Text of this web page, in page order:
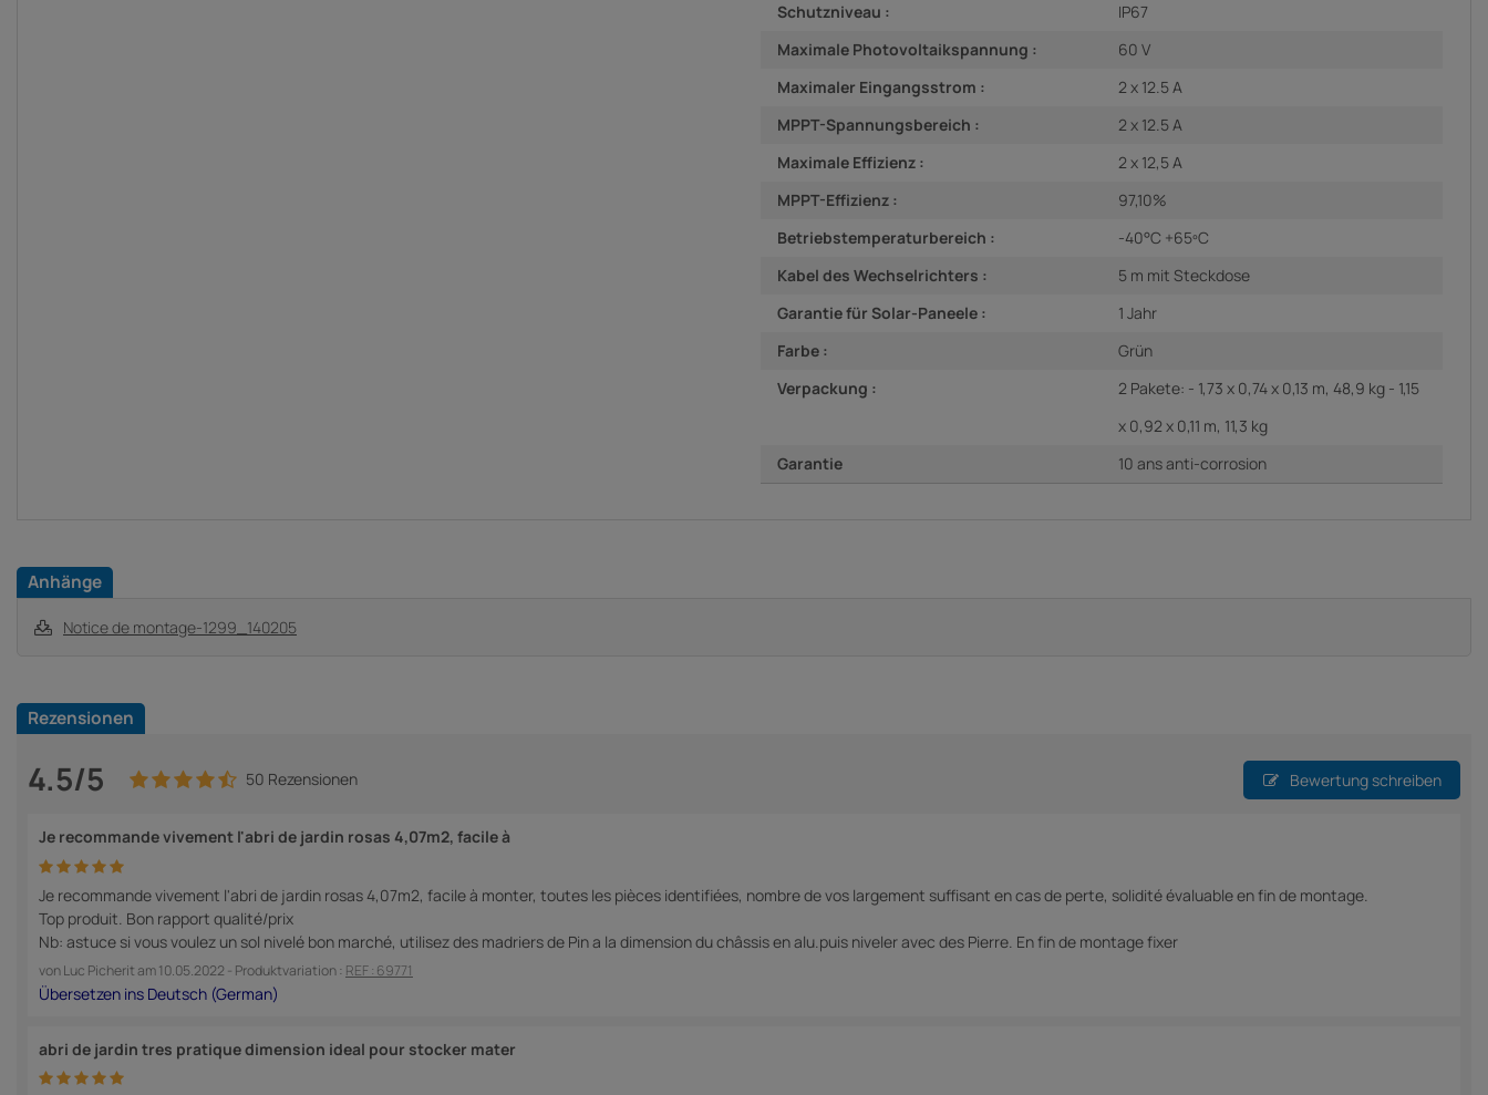
Schutzniveau :
IP67
Maximale Photovoltaikspannung :
60 V
Maximaler Eingangsstrom :
2 x 12.5 A
MPPT-Spannungsbereich :
2 x 12.5 A
Maximale Effizienz :
2 x 12,5 A
MPPT-Effizienz :
97,10%
Betriebstemperaturbereich :
-40°C +65ºC
Kabel des Wechselrichters :
5 m mit Steckdose
Garantie für Solar-Paneele :
1 Jahr
Farbe :
Grün
Verpackung :
2 Pakete: - 1,73 x 0,74 x 0,13 m, 48,9 kg - 1,15
x 0,92 x 0,11 m, 11,3 kg
Garantie
10 ans anti-corrosion
Anhänge
Notice de montage-1299_140205
Rezensionen
4.5/5 50 Rezensionen Bewertung schreiben
Je recommande vivement l'abri de jardin rosas 4,07m2, facile à
Je recommande vivement l'abri de jardin rosas 4,07m2, facile à monter, toutes les pièces identifiées, nombre de vos largement suffisant en cas de perte, solidité évaluable en fin de montage.
Top produit. Bon rapport qualité/prix
Nb: astuce si vous voulez un sol nivelé bon marché, utilisez des madriers de Pin a la dimension du châssis en alu.puis niveler avec des Pierre. En fin de montage fixer
vonLuc Picheritam10.05.2022 - Produktvariation : REF : 69771
abri de jardin tres pratique dimension ideal pour stocker mater